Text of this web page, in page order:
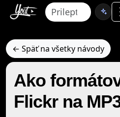
← Späť na všetky návody
Ako
Flickr na